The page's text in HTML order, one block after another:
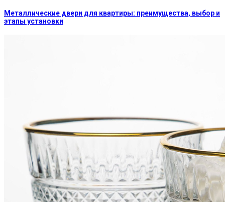
Металлические двери для квартиры: преимущества, выбор и
этапы установки